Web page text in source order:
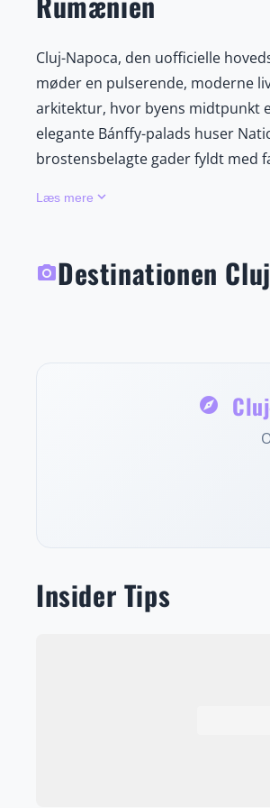
Cluj-Napoca, den uofficielle
møder en pulserende, moderne
arkitektur, hvor byens midtpunkt
elegante Bánffy-palads huser
brostensbelagte gader fyldt med
en innovativ kunstscene. Uden
grotter og betagende udsigter,
Læs mere keyboard_arrow_down
photo_cameraDestinationen
explore
Insider Tips